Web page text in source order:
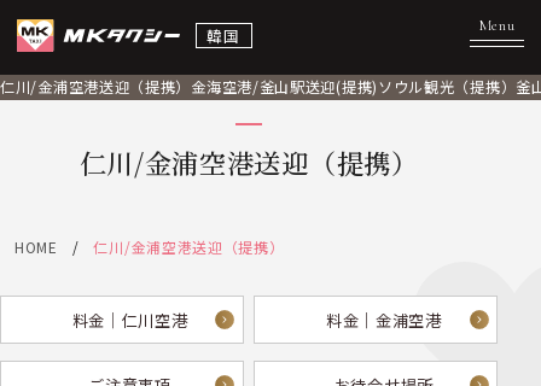
韓国
仁川/金浦空港送迎（提携） 金海空港/釜山駅送迎(提携)ソウル観光（提携） 釜
仁川/金浦空港送迎（提携）
HOME 仁川/金浦空港送迎（提携）
料金｜仁川空港 料金｜金浦空港